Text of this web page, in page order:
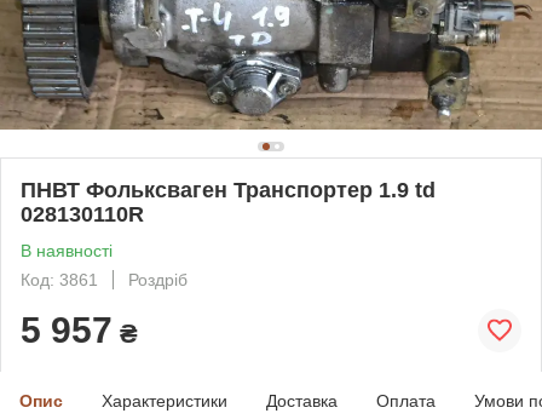
ПНВТ Фольксваген Транспортер 1.9 td
028130110R
В наявності
Код: 3861
Роздріб
5 957 ₴
Опис Характеристики Доставка Оплата Умови